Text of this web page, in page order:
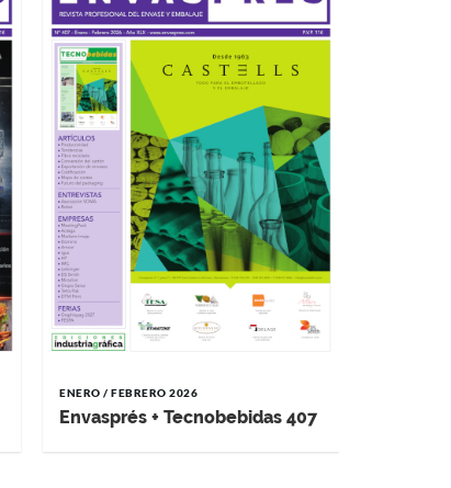
ENERO / FEBRERO 2026
Envasprés + Tecnobebidas 407